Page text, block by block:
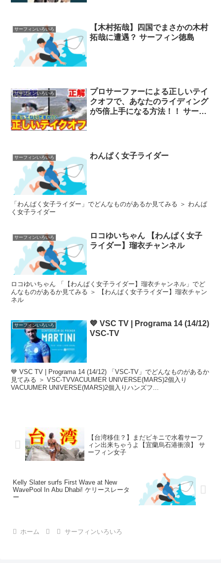
サーフィンいろいろ
【木村拓哉】四国でまさかの木村
拓哉に遭遇？ サーフィン徳島
サーフィンいろいろ
プロサーファーによる正しいテイ
クオフで、あなたのライディング
が5倍上手になる方法！！ サーフ
サーフィンいろいろ わんぱく女子ライダー
「わんぱく女子ライダー」でどんなものがあるか見てみる ＞ わんぱ
く女子ライダー
サーフィンいろいろ
ロコゆいちゃん 【わんぱく女子
ライダー】瑠衣チャンネル
ロコゆいちゃん 「【わんぱく女子ライダー】瑠衣チャンネル」でど
んなものがあるか見てみる ＞ 【わんぱく女子ライダー】瑠衣チャン
ネル
サーフィンいろいろ
💙 VSC TV | Programa 14 (14/12)
VSC-TV
💙 VSC TV | Programa 14 (14/12) 「VSC-TV」でどんなものがあるか
見てみる ＞ VSC-TVVACUUMER UNIVERSE(MARS)2個入り
VACUUMER UNIVERSE(MARS)2個入りハンズフ...
【台湾移住？】まだビキニで水着サーフ
ィン出来ちゃうよ【宜蘭烏石港衝浪】 サ
ーフィン女子
Kelly Slater surfs First Wave at New
WavePool In Abu Dhabi! ケリースレータ
ー
ホーム サーフィンいろいろ